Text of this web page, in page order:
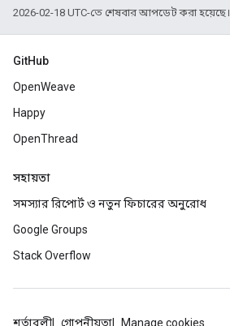
2026-02-18 UTC-তে শেষবার আপডেট করা হয়েছে।
GitHub
OpenWeave
Happy
OpenThread
সহায়তা
সমস্যার রিপোর্ট ও নতুন ফিচারের অনুরোধ
Google Groups
Stack Overflow
শর্তাবলী গোপনীয়তা Manage cookies